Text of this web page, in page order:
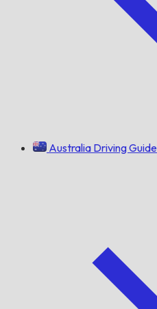
Australia Driving Guide